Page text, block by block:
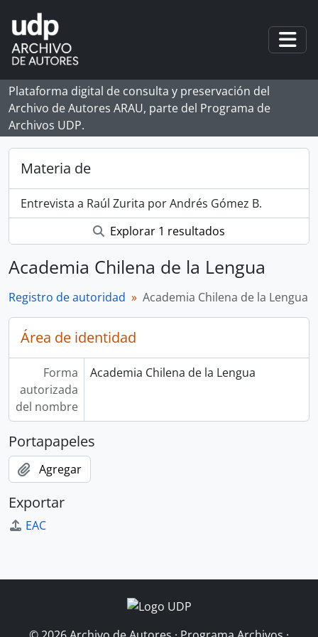
Skip to main content
Plataforma digital de consulta y preservación del
Archivo de Autores ARAU, parte del Programa de
Archivos UDP.
Materia de
Entrevista a Raúl Zurita por Andrés Gómez B.
Explorar 1 resultados
Academia Chilena de la Lengua
Registro de autoridad Academia Chilena de la Lengua
Área de identidad
Forma
autorizada
del nombre
Academia Chilena de la Lengua
Portapapeles
Agregar
Exportar
EAC